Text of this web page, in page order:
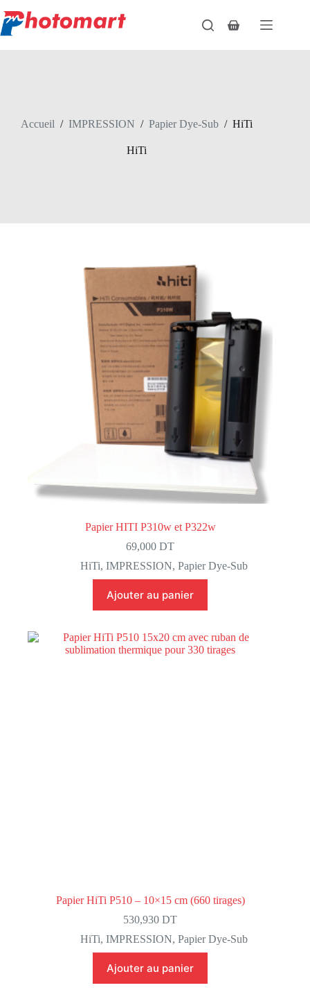
au
contenu
Panier
Accueil / IMPRESSION / Papier Dye-Sub / HiTi
HiTi
Papier HITI P310w et P322w
69,000DT
HiTi,IMPRESSION,Papier Dye-Sub
Ajouter au panier
Papier HiTi P510 – 10×15 cm (660 tirages)
530,930DT
HiTi,IMPRESSION,Papier Dye-Sub
Ajouter au panier